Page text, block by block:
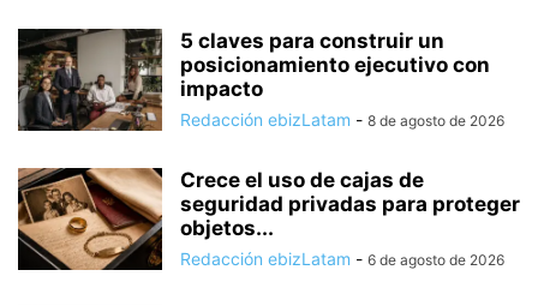
5 claves para construir un
posicionamiento ejecutivo con
impacto
Redacción ebizLatam - 8 de agosto de 2026
Crece el uso de cajas de
seguridad privadas para proteger
objetos...
Redacción ebizLatam - 6 de agosto de 2026